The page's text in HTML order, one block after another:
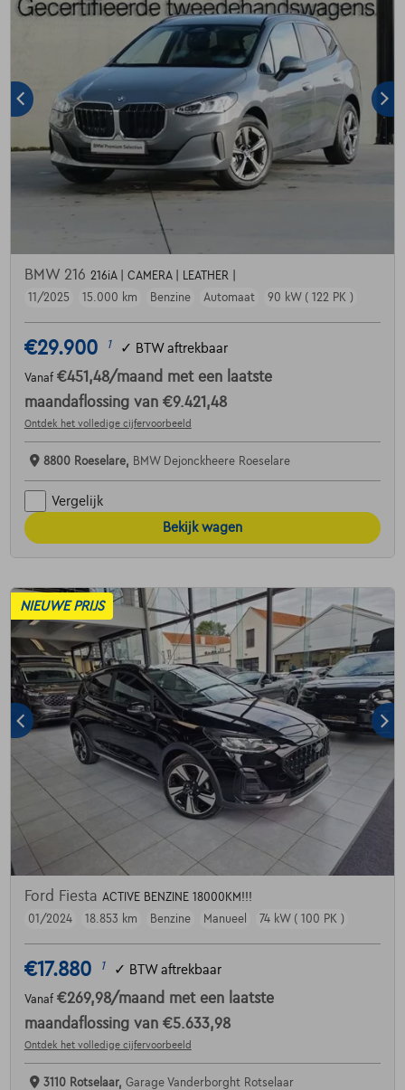
BMW 216 216iA | CAMERA | LEATHER |
11/2025
15.000 km Benzine Automaat 90 kW ( 122 PK )
€29.900 1 ✓ BTW aftrekbaar
Vanaf €451,48/maand met een laatste
maandaflossing van €9.421,48
Ontdek het volledige cijfervoorbeeld
8800 Roeselare, BMW Dejonckheere Roeselare
Vergelijk
Bekijk wagen
NIEUWE PRIJS
Ford Fiesta ACTIVE BENZINE 18000KM!!!
01/2024
18.853 km Benzine Manueel 74 kW ( 100 PK )
€17.880 1 ✓ BTW aftrekbaar
Vanaf €269,98/maand met een laatste
maandaflossing van €5.633,98
Ontdek het volledige cijfervoorbeeld
3110 Rotselaar, Garage Vanderborght Rotselaar